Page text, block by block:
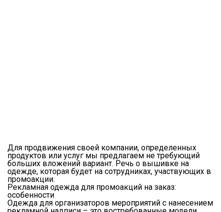
Для продвижения своей компании, определенных
продуктов или услуг мы предлагаем не требующий
больших вложений вариант. Речь о вышивке на
одежде, которая будет на сотрудниках, участвующих в
промоакции.
Рекламная одежда для промоакций на заказ:
особенности
Одежда для организаторов мероприятий с нанесением